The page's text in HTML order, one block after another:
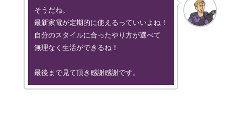
そうだね。
最新家電が定期的に使えるっていいよね！
自分のスタイルに合ったやり方が選べて
無理なく生活ができるね！
最後まで見て頂き感謝感謝です。